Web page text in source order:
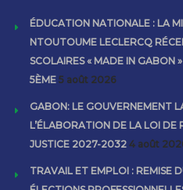
ÉDUCATION NATIONALE : LA
NTOUTOUME LECLERCQ
SCOLAIRES « MADE IN GABON
5ÈME 5 août 2026
GABON: LE GOUVERNEMENT
L’ÉLABORATION DE LA LOI
JUSTICE 2027-2032 4 août
TRAVAIL ET EMPLOI : REMISE